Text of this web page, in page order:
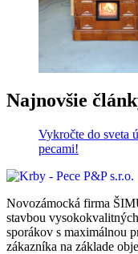
Najnovšie
Vykročte do sveta
pecami!
Novozámocká firma
stavbou
sporákov s maximálnou
zákazníka na základe